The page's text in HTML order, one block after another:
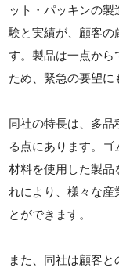
ット・パッキンの
験と実績が、顧客の
す。製品は一点から
ため、緊急の要望に
同社の特長は、多
る点にあります。
材料を使用した製品
れにより、様々な産
とができます。
また、同社は顧客